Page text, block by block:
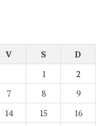
V S
D
1
2
7 8
9
14 15
16